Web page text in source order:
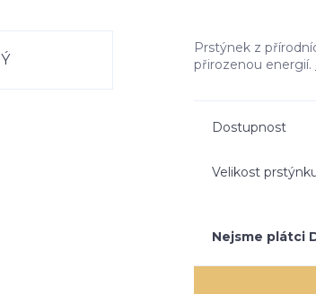
Prstýnek z
přirozenou energií.
Dostupnost
Velikost
Nejsme plátci